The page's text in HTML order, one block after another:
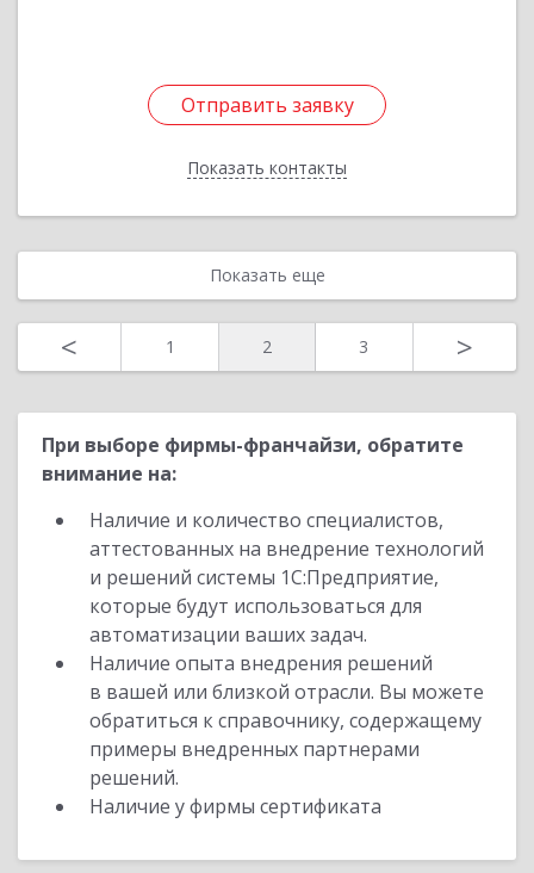
Отправить заявку
Показать контакты
Отправить заявку
Назад
Показать еще
< 1 2 3 >
При выборе фирмы-франчайзи, обратите
внимание на:
Наличие и количество специалистов,
аттестованных на внедрение технологий
и решений системы 1С:Предприятие,
которые будут использоваться для
автоматизации ваших задач.
Наличие опыта внедрения решений
в вашей или близкой отрасли. Вы можете
обратиться к справочнику, содержащему
примеры внедренных партнерами
решений.
Наличие у фирмы сертификата